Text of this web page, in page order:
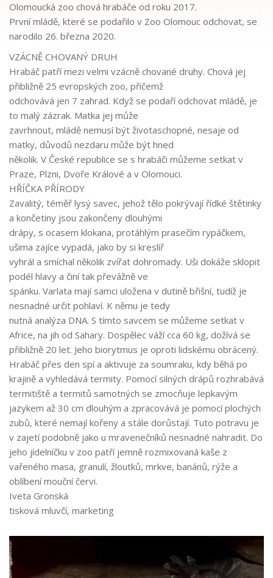
Olomoucká zoo chová hrabáče od roku 2017.
První mládě, které se podařilo v Zoo Olomouc odchovat, se
narodilo 26. března 2020.
VZÁCNĚ CHOVANÝ DRUH
Hrabáč patří mezi velmi vzácně chované druhy. Chová jej
přibližně 25 evropských zoo, přičemž
odchovává jen 7 zahrad. Když se podaří odchovat mládě, je
to malý zázrak. Matka jej může
zavrhnout, mládě nemusí být životaschopné, nesaje od
matky, důvodů nezdaru může být hned
několik. V České republice se s hrabáči můžeme setkat v
Praze, Plzni, Dvoře Králové a v Olomouci.
HŘÍČKA PŘÍRODY
Zavalitý, téměř lysý savec, jehož tělo pokrývají řídké štětinky
a končetiny jsou zakončeny dlouhými
drápy, s ocasem klokana, protáhlým prasečím rypáčkem,
ušima zajíce vypadá, jako by si kreslíř
vyhrál a smíchal několik zvířat dohromady. Uši dokáže sklopit
podél hlavy a činí tak převážně ve
spánku. Varlata mají samci uložena v dutině břišní, tudíž je
nesnadné určit pohlaví. K němu je tedy
nutná analýza DNA. S tímto savcem se můžeme setkat v
Africe, na jih od Sahary. Dospělec váží cca 60 kg, dožívá se
přibližně 20 let. Jeho biorytmus je oproti lidskému obrácený.
Hrabáč přes den spí a aktivuje za soumraku, kdy běhá po
krajině a vyhledává termity. Pomocí silných drápů rozhrabává
termitiště a termitů samotných se zmocňuje lepkavým
jazykem až 30 cm dlouhým a zpracovává je pomocí plochých
zubů, které nemají kořeny a stále dorůstají. Tuto potravu je
v zajetí podobně jako u mravenečníků nesnadné nahradit. Do
jeho jídelníčku v zoo patří jemně rozmixovaná kaše z
vařeného masa, granulí, žloutků, mrkve, banánů, rýže a
oblíbení mouční červi.
Iveta Gronská
tisková mluvčí, marketing